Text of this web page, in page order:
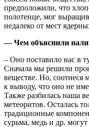
предположили, что
полотенце, мог
недалеко от мест
— Чем объяснили
– Оно поставило нас в
Сначала мы решили
веществе. Но, соотнеся
к выводу, что оно не
Также разбилась наша
метеоритов. Осталась
традиционные
сурьма, медь и др.